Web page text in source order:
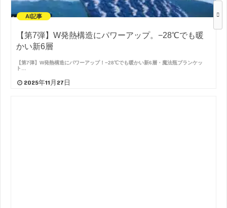
AI記事
【第7弾】W発熱構造にパワーアップ。−28℃でも暖
かい新6層
【第7弾】W発熱構造にパワーアップ！−28℃でも暖かい新6層・魔法瓶ブランケッ
ト…
2025年11月27日